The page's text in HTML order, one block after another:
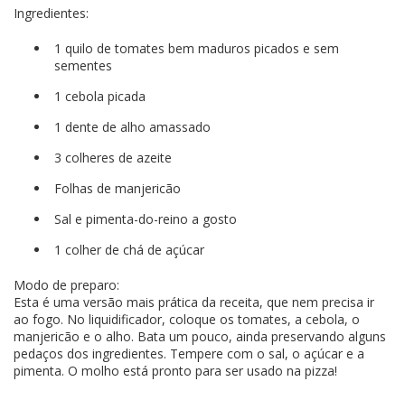
Ingredientes:
1 quilo de tomates bem maduros picados e sem
sementes
1 cebola picada
1 dente de alho amassado
3 colheres de azeite
Folhas de manjericão
Sal e pimenta-do-reino a gosto
1 colher de chá de açúcar
Modo de preparo:
Esta é uma versão mais prática da receita, que nem precisa ir
ao fogo. No liquidificador, coloque os tomates, a cebola, o
manjericão e o alho. Bata um pouco, ainda preservando alguns
pedaços dos ingredientes. Tempere com o sal, o açúcar e a
pimenta. O molho está pronto para ser usado na pizza!